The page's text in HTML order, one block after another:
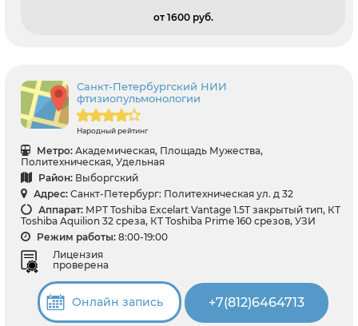
от 1600 pуб.
Санкт-Петербургский НИИ
фтизиопульмонологии
Народный рейтинг
Метро: Академическая, Площадь Мужества,
Политехническая, Удельная
Район: Выборгский
Адрес: Санкт-Петербург: Политехническая ул. д 32
Аппарат: МРТ Toshiba Excelart Vantage 1.5T закрытый тип, КТ
Toshiba Aquilion 32 среза, КТ Toshiba Prime 160 срезов, УЗИ
Режим работы: 8:00-19:00
Лицензия
проверена
Онлайн запись +7(812)6464713